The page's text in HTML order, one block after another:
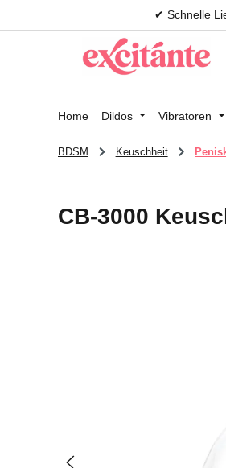
Zur Hauptnavigation springen
✔ Schnelle
Home Dildos Vibratoren
BDSM Keuschheit
CB-3000